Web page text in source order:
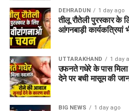
हुआ?
तलाशी के दौरान आरोपी के पास से सेना
बरामद किए गए हैं।
ML vs TRT Dream11
Report, Playing 11 &
ML-W vs TRT-W
The Hundred Women 2026
DEHRADUN 1 day ago
तीलू रौतेली पुरस्कार के
आंगनबाड़ी कार्यकत्रियां
UTTARAKHAND 1 day
उफनते गधेरे के पास
देने पर बची मासूम की
BIG NEWS 1 day ago